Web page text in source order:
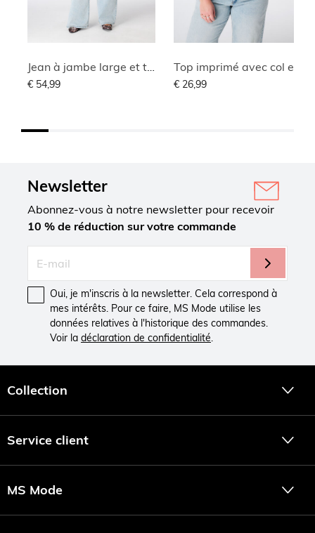
€ 54,99 € 26,99
Newsletter
Abonnez-vous à notre newsletter pour recevoir
10 % de réduction sur votre commande
Oui, je m'inscris à la newsletter. Cela correspond à
mes intérêts. Pour ce faire, MS Mode utilise les
données relatives à l'historique des commandes.
Voir la déclaration de confidentialité.
Collection
Service client
MS Mode